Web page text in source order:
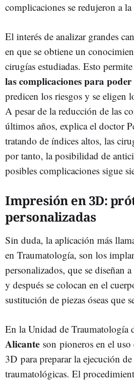
complicaciones se redujeron a
El interés de analizar grandes
en que se obtiene un
cirugías estudiadas. Esto permite
las complicaciones para
predicen los riesgos y se eligen
A pesar de la reducción de las
últimos años, explica el doctor
tratando de índices altos, las
por tanto, la posibilidad de
posibles complicaciones sigue
Impresión en 3D:
personalizadas
Sin duda, la aplicación más
en Traumatología, son los
personalizados, que se diseñan
y después se colocan en el
sustitución de piezas óseas que
En la Unidad de Traumatología
Alicante son pioneros en el
3D para preparar la ejecución
traumatológicas. El